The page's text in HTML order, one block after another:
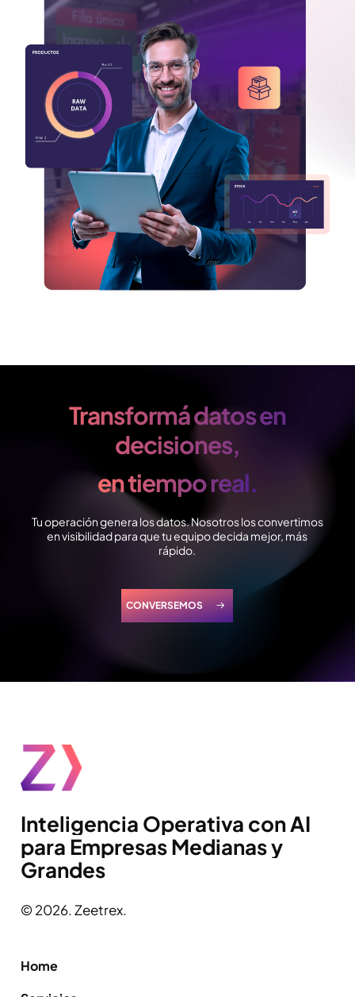
Transformá datos en
decisiones,
en tiempo real.
Tu operación genera los datos. Nosotros los convertimos
en visibilidad para que tu equipo decida mejor, más
rápido.
CONVERSEMOS
Inteligencia Operativa conAI
para EmpresasMedianasy
Grandes
©2026. Zeetrex.
Home